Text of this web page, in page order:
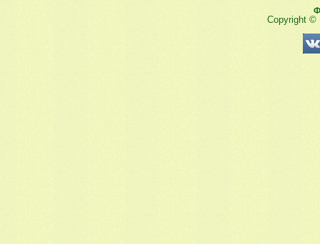
Copyright ©